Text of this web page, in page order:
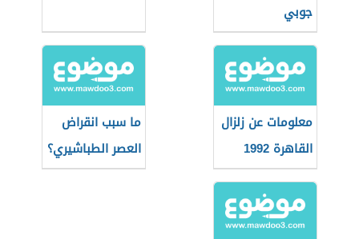
جوبي
معلومات عن زلزال
القاهرة 1992
ما سبب انقراض
العصر الطباشيري؟